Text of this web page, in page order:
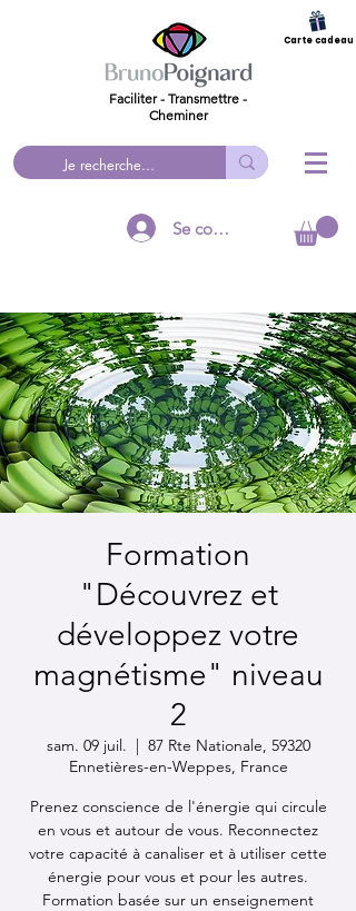
Faciliter - Transmettre -
Cheminer
Se connecter
Carte cadeau
Formation
"Découvrez et
développez votre
magnétisme" niveau
2
sam. 09 juil.
  |
87 Rte Nationale, 59320
Ennetières-en-Weppes, France
Prenez conscience de l'énergie qui circule
en vous et autour de vous. Reconnectez
votre capacité à canaliser et à utiliser cette
énergie pour vous et pour les autres.
Formation basée sur un enseignement